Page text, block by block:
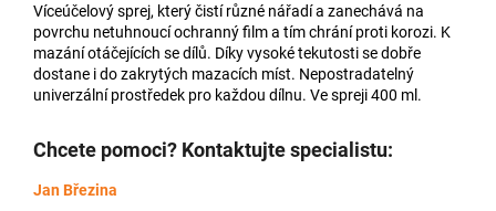
Víceúčelový sprej, který čistí různé nářadí a zanechává na
povrchu netuhnoucí ochranný film a tím chrání proti korozi. K
mazání otáčejících se dílů. Díky vysoké tekutosti se dobře
dostane i do zakrytých mazacích míst. Nepostradatelný
univerzální prostředek pro každou dílnu. Ve spreji 400 ml.
Chcete pomoci? Kontaktujte specialistu:
Jan Březina